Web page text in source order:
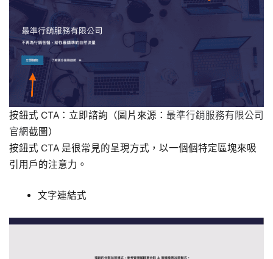
按鈕式 CTA：立即諮詢（圖片來源： 最準行銷服務有限公司
官網截圖）
按鈕式 CTA 是很常見的呈現方式，以一個個特定區塊來吸
引用戶的注意力。
文字連結式